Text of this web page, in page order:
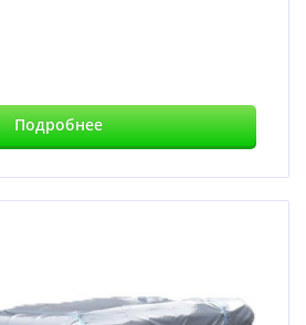
Подробнее